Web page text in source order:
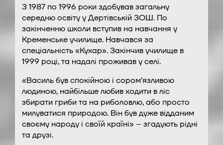
З 1987 по 1996 роки здобував загальну
середню освіту у Дертівській ЗОШ. По
закінченню школи вступив на навчання у
Кременське училище. Навчався за
спеціальність «Кухар». Закінчив училище в
1999 році, та надалі проживав у селі.
«Василь був спокійною і сором’язливою
людиною, найбільше любив ходити в ліс
збирати гриби та на риболовлю, або просто
милуватися природою. Він був дуже відданим
своєму народу і своїй країні» – згадують рідні
та друзі.